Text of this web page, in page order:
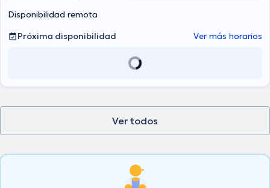
Disponibilidad remota
Próxima disponibilidad
Ver más horarios
Ver todos